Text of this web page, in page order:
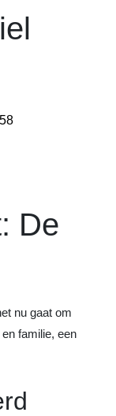
De
nu gaat om
familie, een